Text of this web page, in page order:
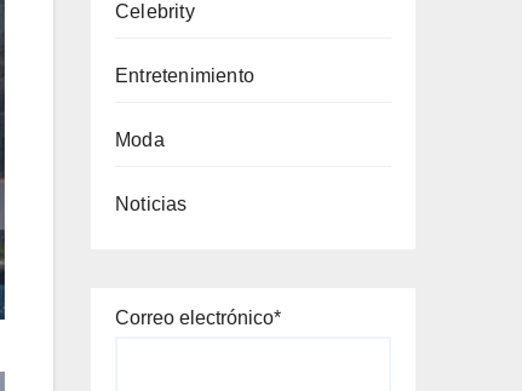
Celebrity
Entretenimiento
Moda
Noticias
Correo electrónico*